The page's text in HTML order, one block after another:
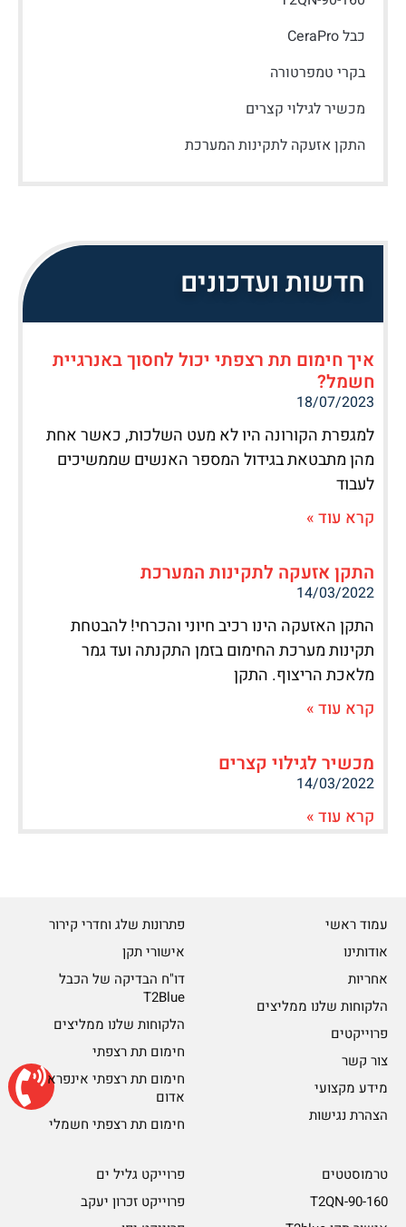
כבל CeraPro
בקרי טמפרטורה
מכשיר לגילוי קצרים
התקן אזעקה לתקינות המערכת
חדשות ועדכונים
איך חימום תת רצפתי יכול לחסוך באנרגיית
חשמל?
18/07/2023
למגפרת הקורונה היו לא מעט השלכות, כאשר אחת
מהן מתבטאת בגידול המספר האנשים שממשיכים
לעבוד
קרא עוד »
התקן אזעקה לתקינות המערכת
14/03/2022
התקן האזעקה הינו רכיב חיוני והכרחי! להבטחת
תקינות מערכת החימום בזמן התקנתה ועד גמר
מלאכת הריצוף. התקן
קרא עוד »
מכשיר לגילוי קצרים
14/03/2022
קרא עוד »
עמוד ראשי
אודותינו
אחריות
הלקוחות שלנו ממליצים
פרוייקטים
צור קשר
מידע מקצועי
הצהרת נגישות
פתרונות שלג וחדרי קירור
אישורי תקן
דו"ח הבדיקה של הכבל
T2Blue
הלקוחות שלנו ממליצים
חימום תת רצפתי
חימום תת רצפתי אינפרא
אדום
חימום תת רצפתי חשמלי
טרמוסטטים
T2QN-90-160
פרוייקט גליל ים
פרוייקט זכרון יעקב